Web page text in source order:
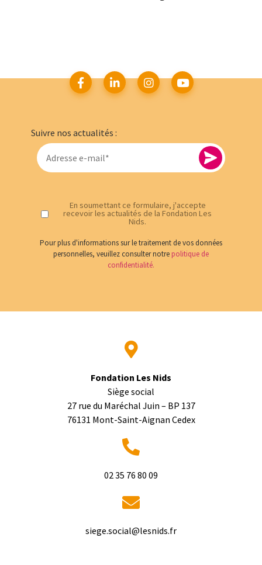
Suivre nos actualités :
En soumettant ce formulaire, j'accepte
recevoir les actualités de la Fondation Les
Nids.
Pour plus d'informations sur le traitement de vos données
personnelles, veuillez consulter notre politique de
confidentialité.
Fondation Les Nids
Siège social
27 rue du Maréchal Juin – BP 137
76131 Mont-Saint-Aignan Cedex
02 35 76 80 09
rf.sdinsel@laicos.egeis